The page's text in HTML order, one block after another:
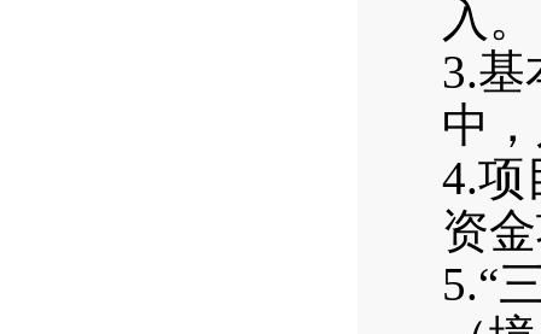
入。
3.基
中
4.项
资
5.“